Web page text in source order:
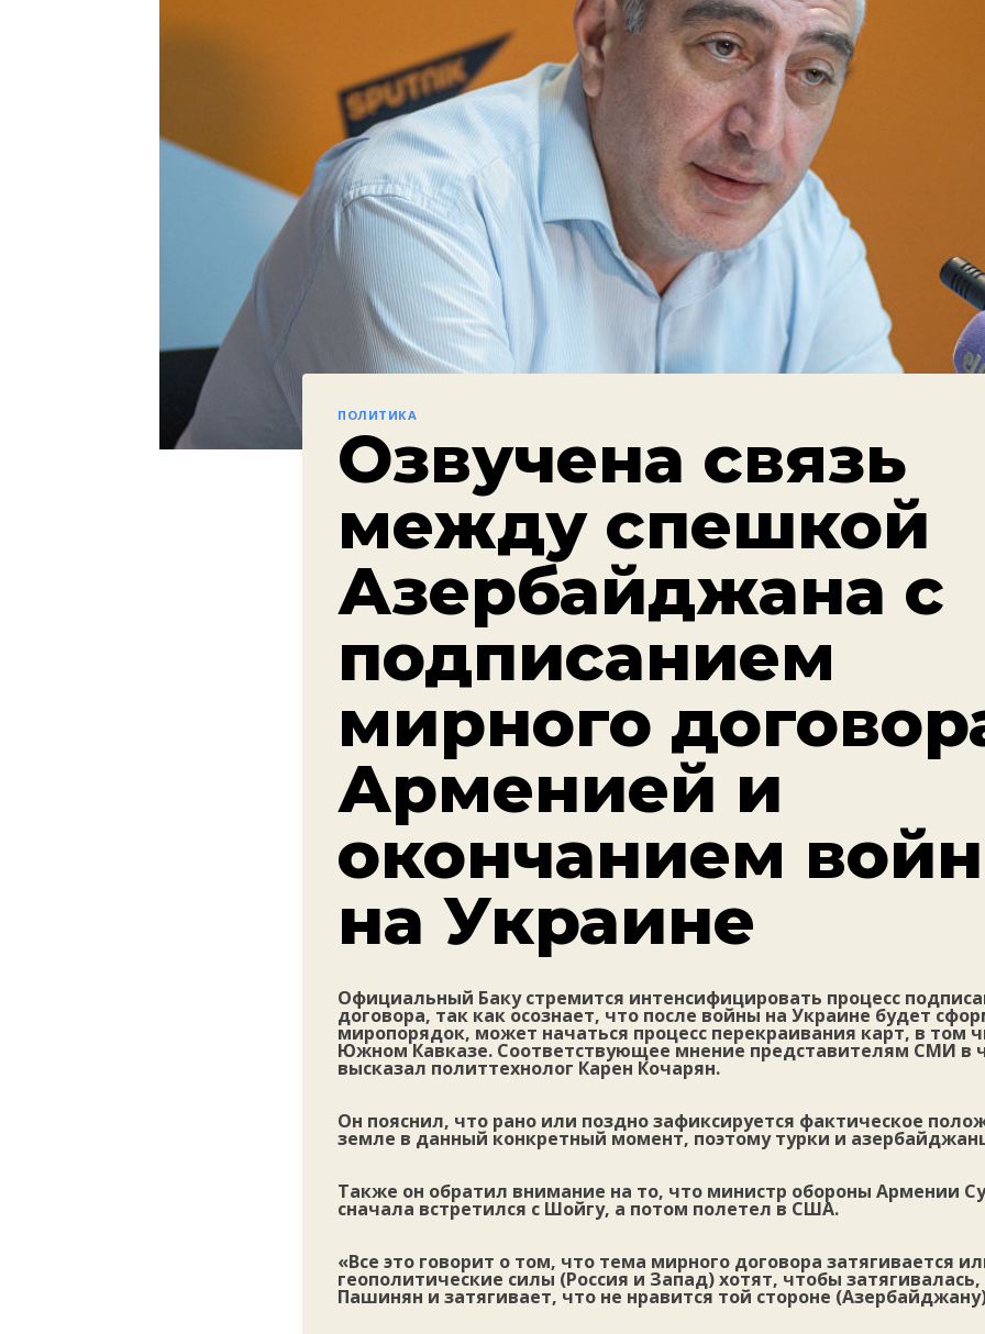
ПОЛИТИКА
Озвучена связь
между спешкой
Азербайджана с
подписанием
мирного
Арменией и
окончанием
на Украине
Официальный Баку стремится интенсифицировать процесс
договора, так как осознает, что после войны на Украине будет
миропорядок, может начаться процесс перекраивания карт, в том
Южном Кавказе. Соответствующее мнение представителям СМИ в
высказал политтехнолог Карен Кочарян.
Он пояснил, что рано или поздно зафиксируется фактическое
земле в данный конкретный момент, поэтому турки и
Также он обратил внимание на то, что министр обороны Армении
сначала встретился с Шойгу, а потом полетел в США.
«Все это говорит о том, что тема мирного договора затягивается
геополитические силы (Россия и Запад) хотят, чтобы
Пашинян и затягивает, что не нравится той стороне